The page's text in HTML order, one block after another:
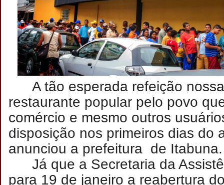
A tão esperada refeição
restaurante popular pelo povo
comércio e mesmo outros
disposição nos primeiros dias do
anunciou a prefeitura de
Já que a Secretaria da
para 19 de janeiro a reabertura